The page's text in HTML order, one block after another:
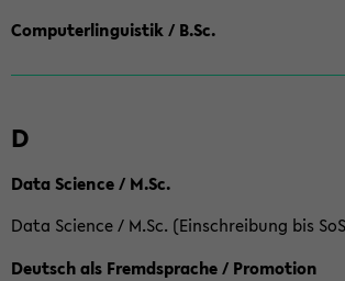
Computerlinguistik / B.Sc.
D
Data Science / M.Sc.
Data Science / M.Sc. (Einschreibung bis
Deutsch als Fremdsprache / Promotion